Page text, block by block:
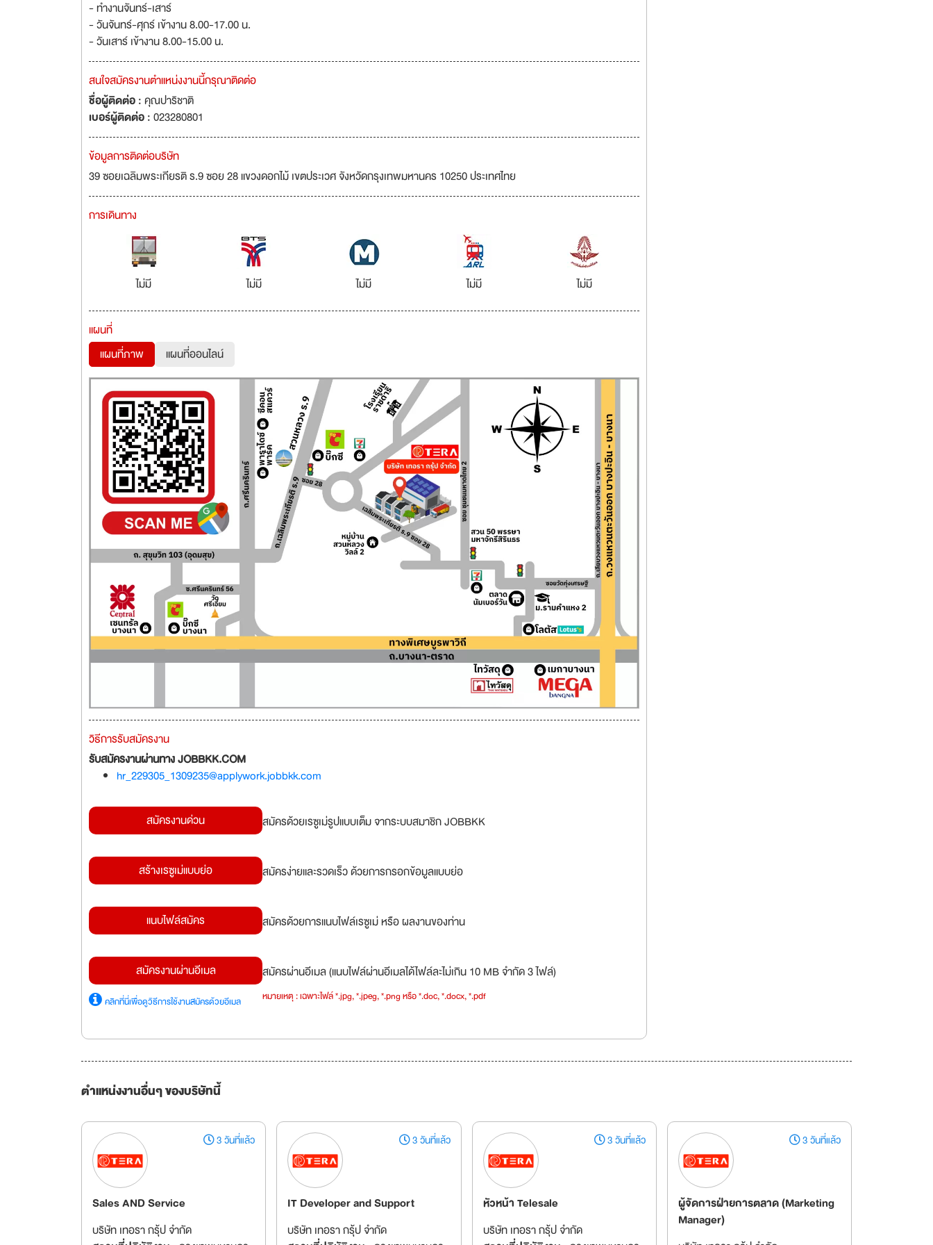
- ทำงานจันทร์-เสาร์
- วันจันทร์-ศุกร์ เข้างาน 8.00-17.00 น.
- วันเสาร์ เข้างาน 8.00-15.00 น.
สนใจสมัครงานตำแหน่งงานนี้กรุณาติดต่อ
ชื่อผู้ติดต่อ :คุณปาริชาติ
เบอร์ผู้ติดต่อ :023280801
ข้อมูลการติดต่อบริษัท
39 ซอยเฉลิมพระเกียรติ ร.9 ซอย 28 แขวงดอกไม้ เขตประเวศ จังหวัดกรุงเทพมหานคร 10250 ประเทศไทย
การเดินทาง
ไม่มี ไม่มี ไม่มี ไม่มี ไม่มี
แผนที่
แผนที่ภาพ
แผนที่ออนไลน์
วิธีการรับสมัครงาน
รับสมัครงานผ่านทาง JOBBKK.COM
hr_229305_1309235@applywork.jobbkk.com
สมัครงานด่วน สมัครด้วยเรซูเม่รูปแบบเต็ม จากระบบสมาชิก JOBBKK
สร้างเรซูเม่แบบย่อ สมัครง่ายและรวดเร็ว ด้วยการกรอกข้อมูลแบบย่อ
แนบไฟล์สมัคร สมัครด้วยการแนบไฟล์เรซูเม่ หรือ ผลงานของท่าน
สมัครงานผ่านอีเมล
คลิกที่นี่เพื่อดูวิธีการใช้งานสมัครด้วยอีเมล
สมัครผ่านอีเมล (แนบไฟล์ผ่านอีเมลได้ไฟล์ละไม่เกิน 10 MB จำกัด 3 ไฟล์)
หมายเหตุ : เฉพาะไฟล์ *.jpg, *.jpeg, *.png หรือ *.doc, *.docx, *.pdf
ตำแหน่งงานอื่นๆ ของบริษัทนี้
3 วันที่แล้ว
Sales AND Service
บริษัท เทอรา กรุ้ป จำกัด
3 วันที่แล้ว
IT Developer and Support
บริษัท เทอรา กรุ้ป จำกัด
3 วันที่แล้ว
หัวหน้า Telesale
บริษัท เทอรา กรุ้ป จำกัด
3 วันที่แล้ว
ผู้จัดการฝ่ายการตลาด (Marketing
Manager)